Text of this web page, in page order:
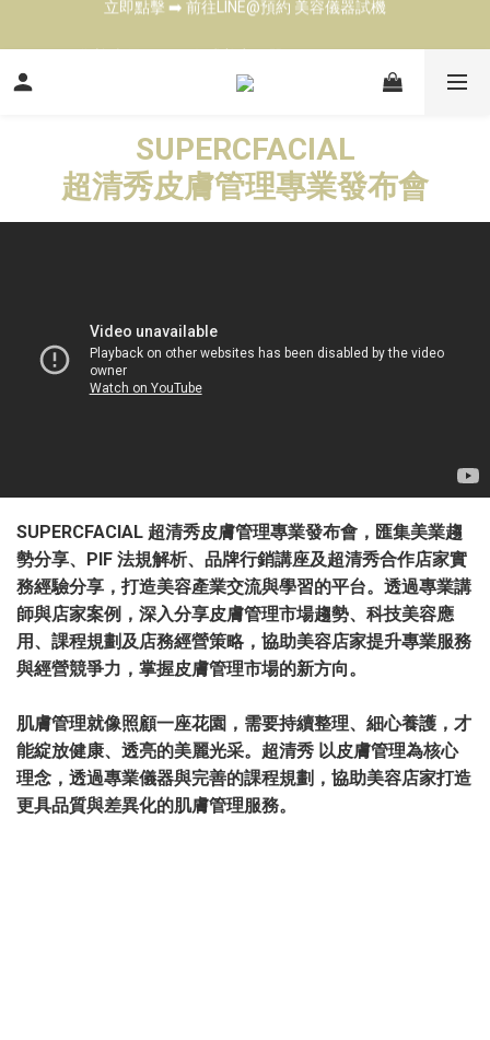
台北高雄展示中心 👍 現場試機（預約制)
立即點擊 ➡️ 前往LINE@預約 美容儀器試機
SUPERCFACIAL
超清秀皮膚管理專業發布會
SUPERCFACIAL 超清秀皮膚管理專業發布會，匯集美業趨
勢分享、PIF 法規解析、品牌行銷講座及超清秀合作店家實
務經驗分享，打造美容產業交流與學習的平台。透過專業講
師與店家案例，深入分享皮膚管理市場趨勢、科技美容應
用、課程規劃及店務經營策略，協助美容店家提升專業服務
與經營競爭力，掌握皮膚管理市場的新方向。
肌膚管理就像照顧一座花園，需要持續整理、細心養護，才
能綻放健康、透亮的美麗光采。超清秀 以皮膚管理為核心
理念，透過專業儀器與完善的課程規劃，協助美容店家打造
更具品質與差異化的肌膚管理服務。